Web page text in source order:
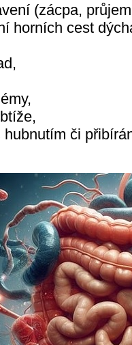
(zácpa,
horních cest
hubnutím či